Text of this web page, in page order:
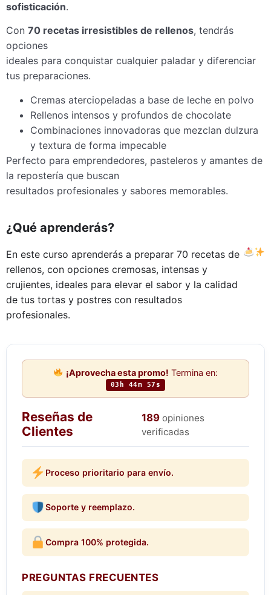
sofisticación.
Con 70 recetas irresistibles de rellenos, tendrás
opciones
ideales para conquistar cualquier paladar y diferenciar
tus preparaciones.
Cremas aterciopeladas a base de leche en polvo
Rellenos intensos y profundos de chocolate
Combinaciones innovadoras que mezclan dulzura
y textura de forma impecable
Perfecto para emprendedores, pasteleros y amantes de
la repostería que buscan
resultados profesionales y sabores memorables.
¿Qué aprenderás?
En este curso aprenderás a preparar 70 recetas de
rellenos, con opciones cremosas, intensas y
crujientes, ideales para elevar el sabor y la calidad
de tus tortas y postres con resultados
profesionales.
¡Aprovecha esta promo! Termina en:
03h 44m 56s
Reseñas de
Clientes
189opiniones
verificadas
Proceso prioritario para envío.
Soporte y reemplazo.
Compra 100% protegida.
PREGUNTAS FRECUENTES